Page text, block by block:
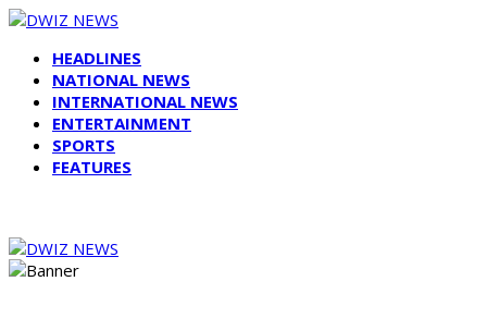
HEADLINES
NATIONAL NEWS
INTERNATIONAL NEWS
ENTERTAINMENT
SPORTS
FEATURES